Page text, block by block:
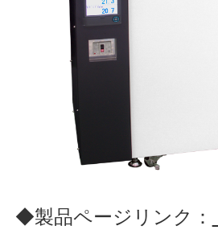
◆製品ページリンク：